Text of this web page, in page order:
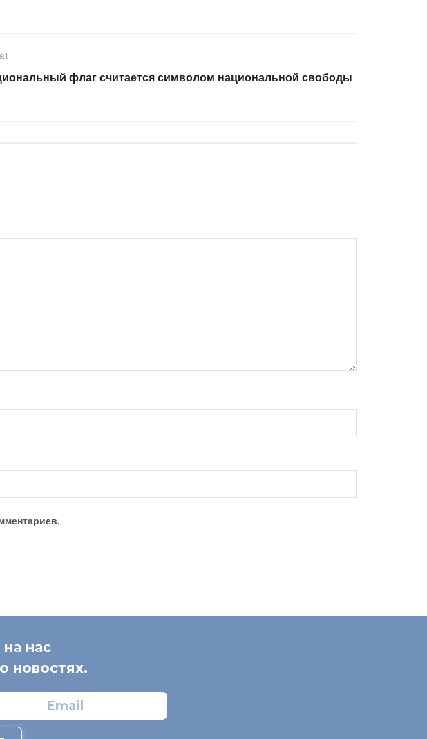
флаг считается символом национальной свободы
нас
новостях.